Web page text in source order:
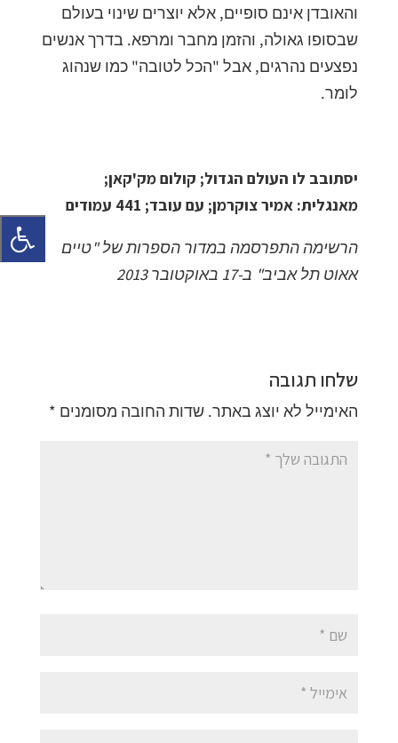
והאובדן אינם סופיים, אלא יוצרים שינוי בעולם
שבסופו גאולה, והזמן מחבר ומרפא. בדרך אנשים
נפצעים נהרגים, אבל "הכל לטובה" כמו שנהוג
לומר.
יסתובב לו העולם הגדול; קולום מק'קאן;
מאנגלית: אמיר צוקרמן; עם עובד; 441 עמודים
הרשימה התפרסמה במדור הספרות של "טיים
אאוט תל אביב" ב-17 באוקטובר 2013
שלחו תגובה
האימייל לא יוצג באתר. שדות החובה מסומנים *